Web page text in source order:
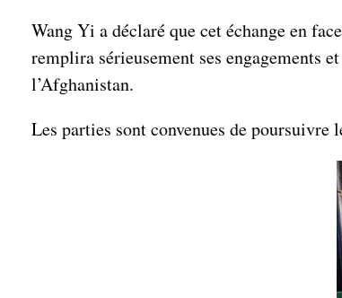
Wang Yi a déclaré que cet échange en
remplira sérieusement ses engagements
l’Afghanistan.
Les parties sont convenues de poursuivre